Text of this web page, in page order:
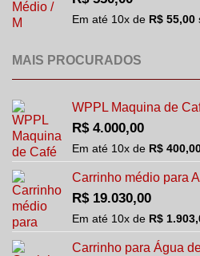
Em até 10x de R$ 55,00
MAIS PROCURADOS
WPPL Maquina de
R$4.000,00
Em até 10x de R$
Carrinho médio para
R$19.030,00
Em até 10x de R$
Carrinho para Água